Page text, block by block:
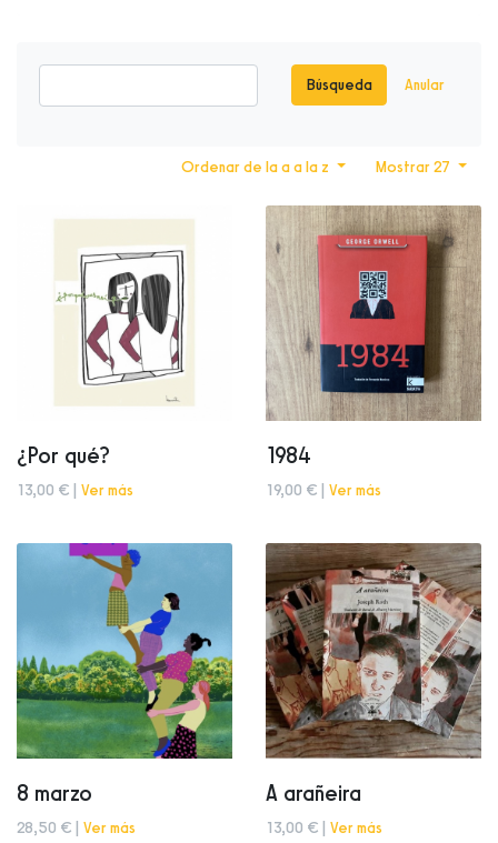
Búsqueda Anular
Mostrar 27
Ordenar de la a a la z
¿Por qué?
13,00 € | Ver más
1984
19,00 € | Ver más
8 marzo
28,50 € | Ver más
A arañeira
13,00 € | Ver más